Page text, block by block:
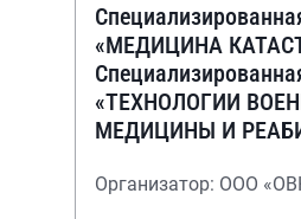
«МЕДИЦИНА
«ТЕХНОЛОГИИ
МЕДИЦИНЫ И
Организатор: ООО